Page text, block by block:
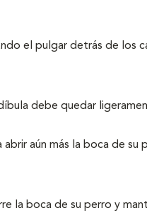
el pulgar detrás de los
debe quedar
aún más la boca de su
la boca de su perro y